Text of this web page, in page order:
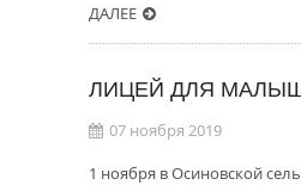
ДАЛЕЕ
ЛИЦЕЙ ДЛЯ
07 ноября 2019
1 ноября в Осиновской